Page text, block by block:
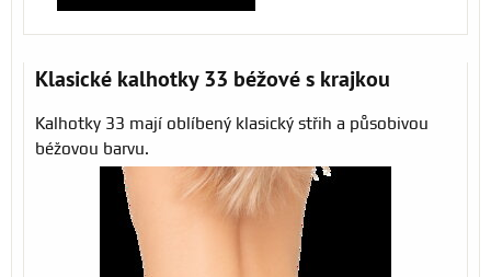
Klasické kalhotky 33 béžové s krajkou
Kalhotky 33 mají oblíbený klasický střih a působivou
béžovou barvu.